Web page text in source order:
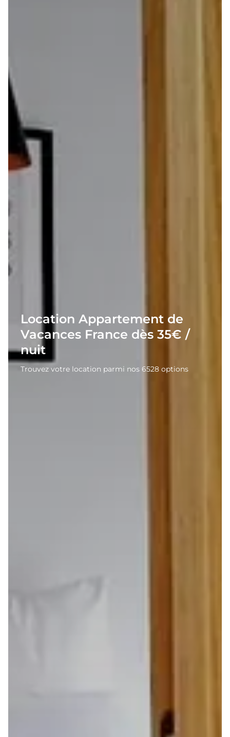
Location Appartement de
Vacances France dès 35€ /
nuit
Trouvez votre location parmi nos 6528 options